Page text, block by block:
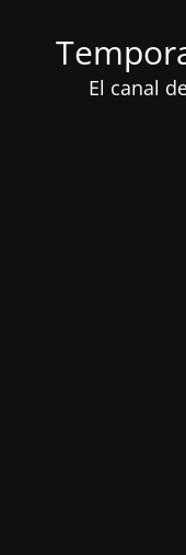
El canal